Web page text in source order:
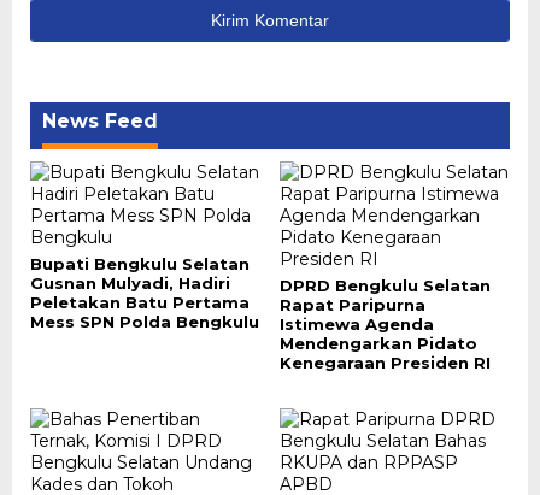
News Feed
Bupati Bengkulu Selatan
Gusnan Mulyadi, Hadiri
Peletakan Batu Pertama
Mess SPN Polda Bengkulu
DPRD Bengkulu Selatan
Rapat Paripurna
Istimewa Agenda
Mendengarkan Pidato
Kenegaraan Presiden RI